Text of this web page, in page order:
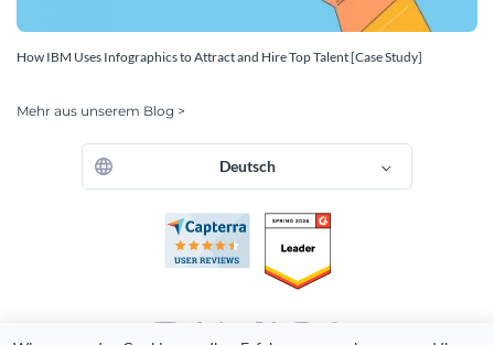
How IBM Uses Infographics to Attract and Hire Top Talent [Case Study]
Mehr aus unserem Blog >
Deutsch